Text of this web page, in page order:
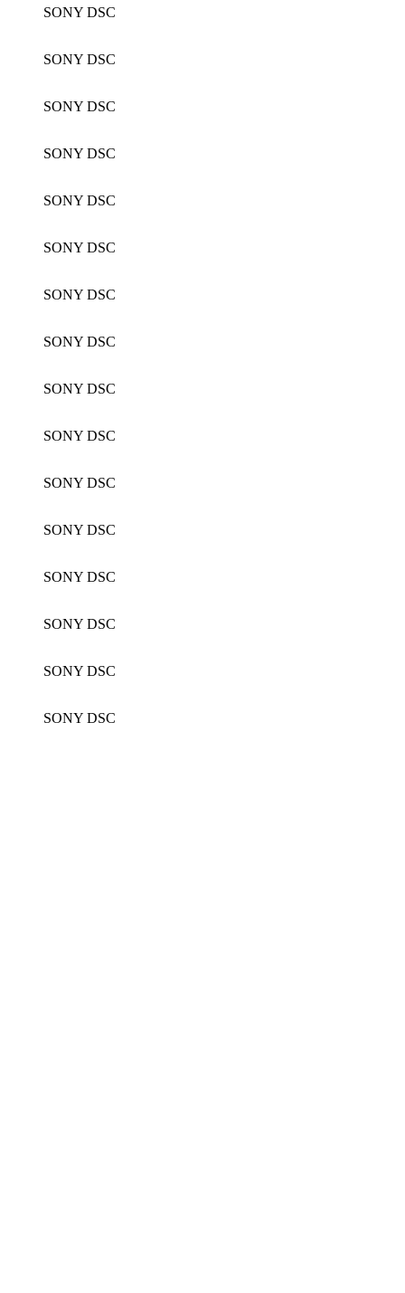
SONY DSC
SONY DSC
SONY DSC
SONY DSC
SONY DSC
SONY DSC
SONY DSC
SONY DSC
SONY DSC
SONY DSC
SONY DSC
SONY DSC
SONY DSC
SONY DSC
SONY DSC
SONY DSC